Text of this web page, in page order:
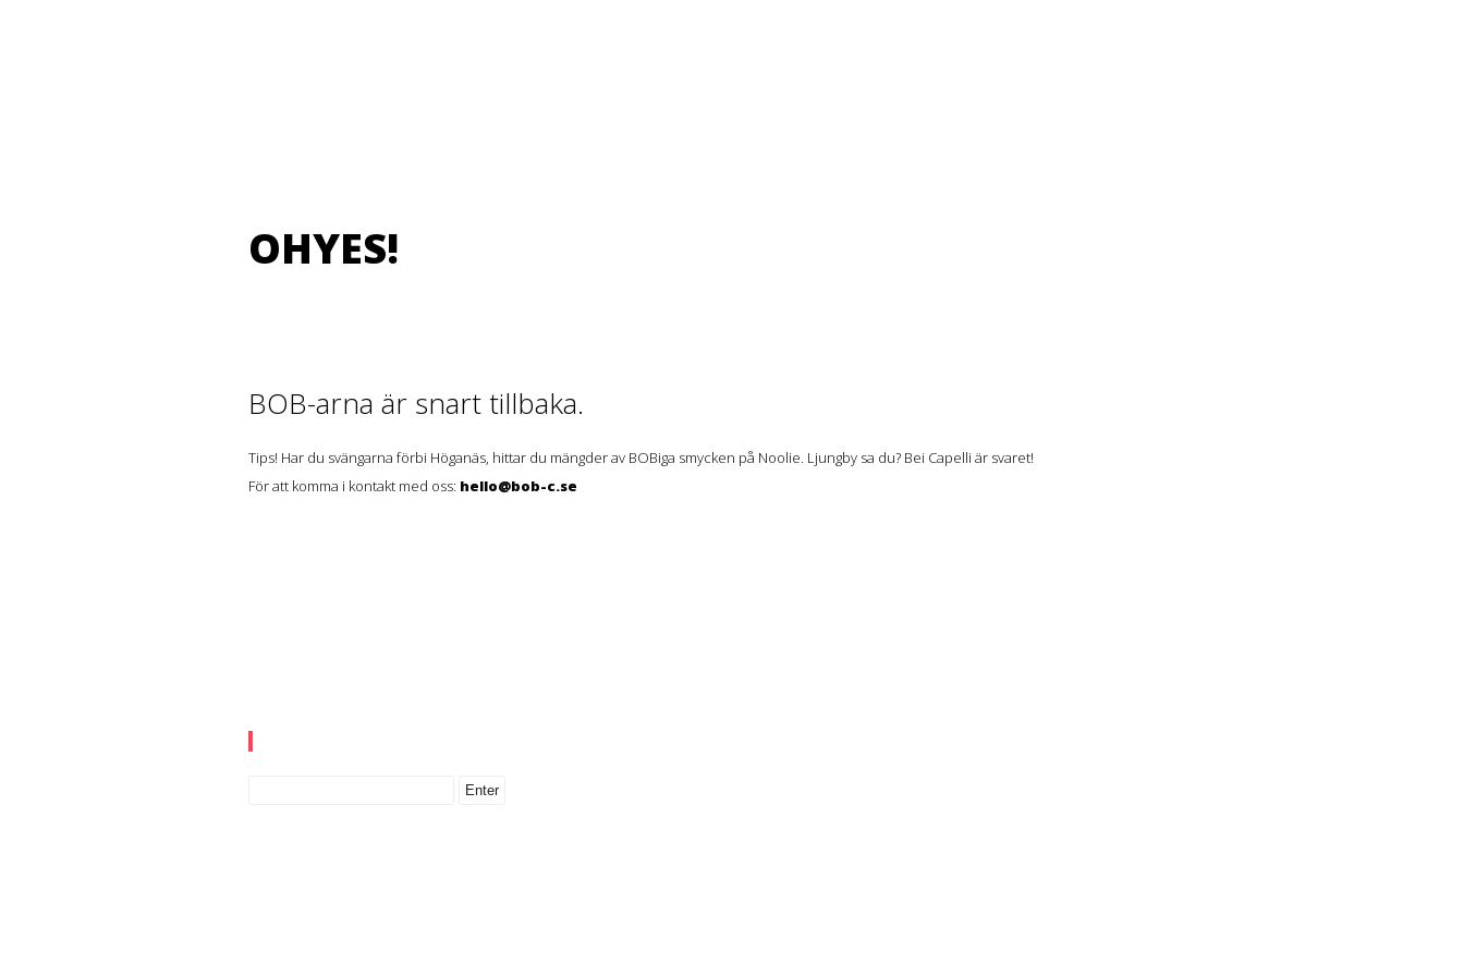
OHYES!
BOB-arna är snart tillbaka.
Tips! Har du svängarna förbi Höganäs, hittar du mängder av BOBiga smycken på Noolie. Ljungby sa du? Bei Capelli är svaret!
För att komma i kontakt med oss: hello@bob-c.se